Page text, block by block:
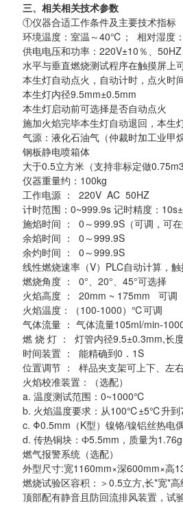
三、相关相关技术参数
①仪器合适工作条件及主要技术指标
环境温度：室温～40℃； 相对湿度
供电电压和功率：220V±10％、
水平与垂直燃烧测试程序在触摸屏上
本生灯自动点火，自动计时，点火时
本生灯内径9.5mm±0.5mm
本生灯启动前可选择是否自动点火
施加火焰完毕本生灯自动退回，本生
气源：液化石油气（仲裁时加工业甲
钢板静电喷箱体
大于0.5立方米（支持非标定做
仪器重量约：100kg
工作电源 ： 220V AC 50HZ
计时范围：0~999.9s 记时精度：
施焰时间 ： 0～999.9S（可调，可在
余焰时间 ： 0～999.9S
余灼时间 ： 0～999.9S
线性燃烧速率（V）PLC自动计算，
燃烧角度 ： 0°、20°、45°可选择
火焰高度 ： 20mm ~ 175mm 可调
火焰温度：（100-1000）℃可调
气体流量 ： 气体流量105ml/min-
燃 烧 灯 ： 灯管内径9.5±0.3mm,长
时间装置 ： 能精确到0．1S
位置调节 ： 样品夹支架可上下、左
火焰校准装置：（选配）
a. 温度测试范围：0~1000℃
b. 火焰温度要求：从100℃±5℃升
c. Φ0.5mm（K型）镍铬/镍铝丝热电
d. 传热铜块：Ф5.5mm，质量为
燃气报警系统（选配）
外型尺寸:宽1160mm×深600mm×高
燃烧试验区容积：＞0.5立方,长*宽*
顶部配有静音且防回流排风装置，试